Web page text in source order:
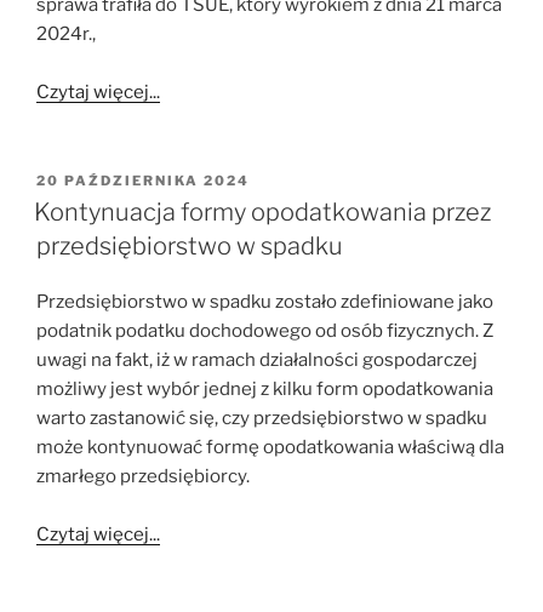
sprawa trafiła do TSUE, który wyrokiem z dnia 21 marca
2024r.,
Czytaj więcej...
OPUBLIKOWANE
W
20 PAŹDZIERNIKA 2024
Kontynuacja formy opodatkowania przez
przedsiębiorstwo w spadku
Przedsiębiorstwo w spadku zostało zdefiniowane jako
podatnik podatku dochodowego od osób fizycznych. Z
uwagi na fakt, iż w ramach działalności gospodarczej
możliwy jest wybór jednej z kilku form opodatkowania
warto zastanowić się, czy przedsiębiorstwo w spadku
może kontynuować formę opodatkowania właściwą dla
zmarłego przedsiębiorcy.
Czytaj więcej...